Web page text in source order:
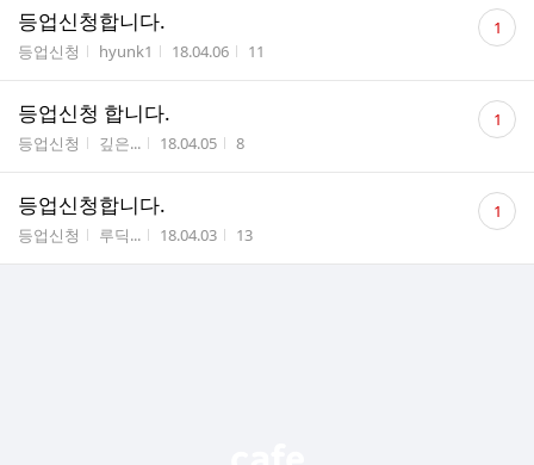
등업신청합니다.
게시판명
등업신청 작성자
hyunk1 작성시간
18.04.06 조회수
11
댓
글 1
등업신청 합니다.
게시판명
등업신청 작성자
깊은... 작성시간
18.04.05 조회수
8
댓
글 1
등업신청합니다.
게시판명
등업신청 작성자
루딕... 작성시간
18.04.03 조회수
13
댓
글 1